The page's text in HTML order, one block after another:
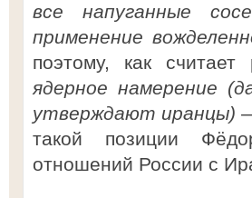
все напуганные
применение
поэтому, как
ядерное намерение
утверждают иранцы)
такой позиции
отношений России с